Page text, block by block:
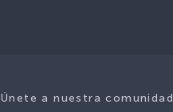
Únete a nuestra comunidad